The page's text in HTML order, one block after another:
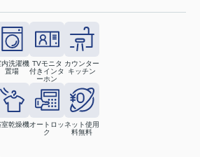
内洗濯機
置場
TVモニタ
付きインタ
ーホン
カウンター
キッチン
室乾燥機オートロッ
ク
ネット使用
料無料